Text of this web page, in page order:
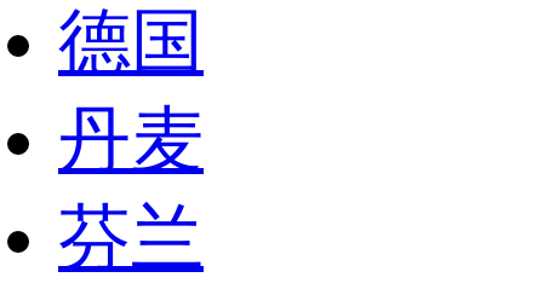
德国
丹麦
芬兰